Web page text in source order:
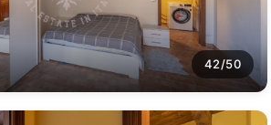
42/50